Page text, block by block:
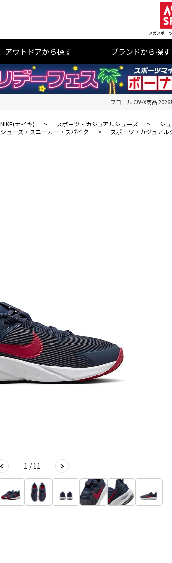
メガスポー
アウトドアから探す ブランドから探す
ワコール CW-X商品
NIKE(ナイキ) > スポーツ・カジュアルシューズ > シ
シューズ・スニーカー・スパイク > スポーツ・カジュアル
1 / 11